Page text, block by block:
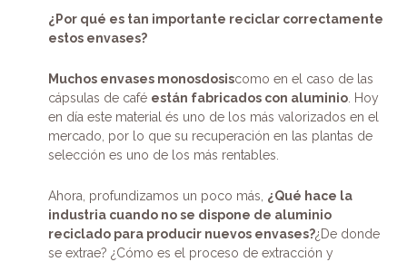
¿Por qué es tan importante reciclar correctamente
estos envases?
Muchos envases monosdosiscomo en el caso de las
cápsulas de café están fabricados con aluminio. Hoy
en día este material és uno de los más valorizados en el
mercado, por lo que su recuperación en las plantas de
selección es uno de los más rentables.
Ahora, profundizamos un poco más, ¿Qué hace la
industria cuando no se dispone de aluminio
reciclado para producir nuevos envases?¿De donde
se extrae? ¿Cómo es el proceso de extracción y